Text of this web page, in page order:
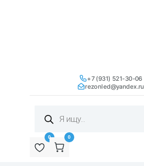
+7 (931) 521-30-06
rezonled@yandex.ru
товаров
0 0